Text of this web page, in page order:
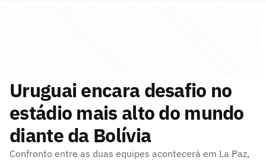
Uruguai encara desafio no
estádio mais alto do mundo
diante da Bolívia
Confronto entre as duas equipes acontecerá em La Paz,